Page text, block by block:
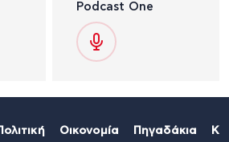
Podcast One
Οικονομία Πηγαδάκια